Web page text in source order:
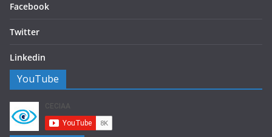
Facebook
Twitter
Linkedin
YouTube